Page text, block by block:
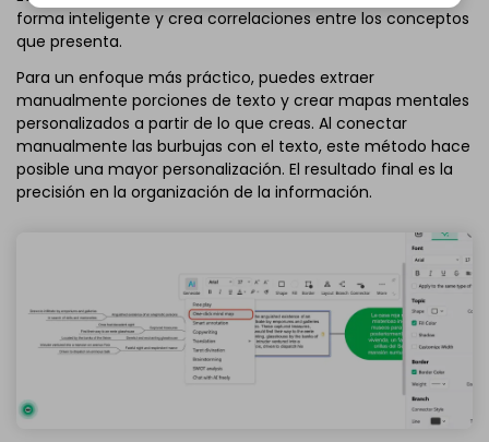
forma inteligente y crea correlaciones entre los conceptos
que presenta.
Para un enfoque más práctico, puedes extraer
manualmente porciones de texto y crear mapas mentales
personalizados a partir de lo que creas. Al conectar
manualmente las burbujas con el texto, este método hace
posible una mayor personalización. El resultado final es la
precisión en la organización de la información.